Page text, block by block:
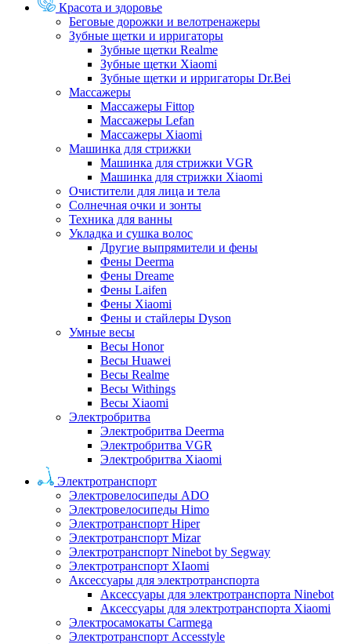
Красота и здоровье
Беговые дорожки и велотренажеры
Зубные щетки и ирригаторы
Зубные щетки Realme
Зубные щетки Xiaomi
Зубные щетки и ирригаторы Dr.Bei
Массажеры
Массажеры Fittop
Массажеры Lefan
Массажеры Xiaomi
Машинка для стрижки
Машинка для стрижки VGR
Машинка для стрижки Xiaomi
Очистители для лица и тела
Солнечная очки и зонты
Техника для ванны
Укладка и сушка волос
Другие выпрямители и фены
Фены Deerma
Фены Dreame
Фены Laifen
Фены Xiaomi
Фены и стайлеры Dyson
Умные весы
Весы Honor
Весы Huawei
Весы Realme
Весы Withings
Весы Xiaomi
Электробритва
Электробритва Deerma
Электробритва VGR
Электробритва Xiaomi
Электротранспорт
Электровелосипеды ADO
Электровелосипеды Himo
Электротранспорт Hiper
Электротранспорт Mizar
Электротранспорт Ninebot by Segway
Электротранспорт XIaomi
Аксессуары для электротранспорта
Аксессуары для электротранспорта Ninebot
Аксессуары для электротранспорта Xiaomi
Электросамокаты Carmega
Электротранспорт Accesstyle